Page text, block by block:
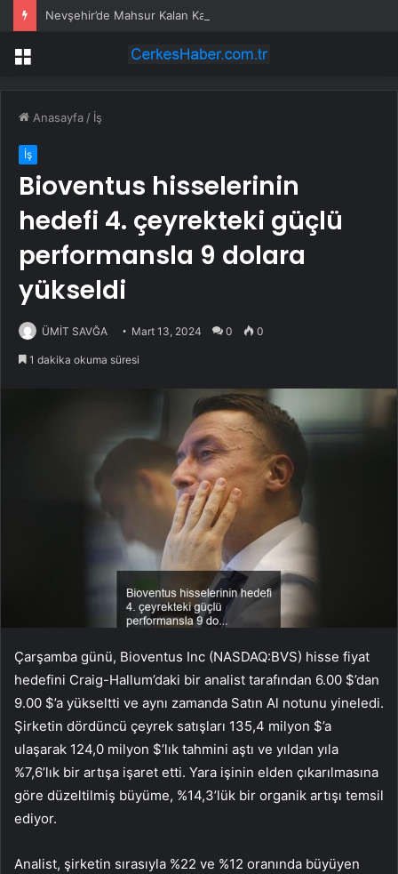
Nevşehir’de Mahsur Kalan Kadın Kurtarıldı
Menü
Anasayfa / İş
İş
Bioventus hisselerinin
hedefi 4. çeyrekteki güçlü
performansla 9 dolara
yükseldi
ÜMİT SAVĞA Mart 13, 2024 0 0
1 dakika okuma süresi
Çarşamba günü, Bioventus Inc (NASDAQ:BVS) hisse fiyat
hedefini Craig-Hallum’daki bir analist tarafından 6.00 $’dan
9.00 $’a yükseltti ve aynı zamanda Satın Al notunu yineledi.
Şirketin dördüncü çeyrek satışları 135,4 milyon $’a
ulaşarak 124,0 milyon $’lık tahmini aştı ve yıldan yıla
%7,6’lık bir artışa işaret etti. Yara işinin elden çıkarılmasına
göre düzeltilmiş büyüme, %14,3’lük bir organik artışı temsil
ediyor.
Analist, şirketin sırasıyla %22 ve %12 oranında büyüyen